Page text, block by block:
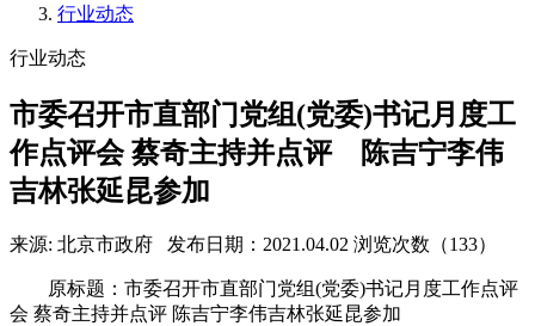
行业动态
行业动态
市委召开市直部门党组(党委)书记月度工
作点评会 蔡奇主持并点评 陈吉宁李伟
吉林张延昆参加
来源: 北京市政府 发布日期：2021.04.02 浏览次数（133）
原标题：市委召开市直部门党组(党委)书记月度工作点评
会 蔡奇主持并点评 陈吉宁李伟吉林张延昆参加